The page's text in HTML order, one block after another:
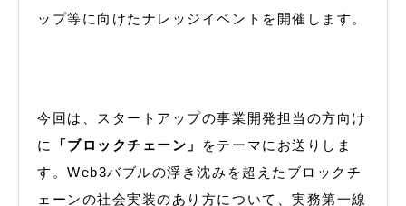
ップ等に向けたナレッジイベントを開催します。
今回は、スタートアップの事業開発担当の方向け
に
「ブロックチェーン」
をテーマにお送りしま
す。Web3バブルの浮き沈みを超えたブロックチ
ェーンの社会実装のあり方について、実務第一線